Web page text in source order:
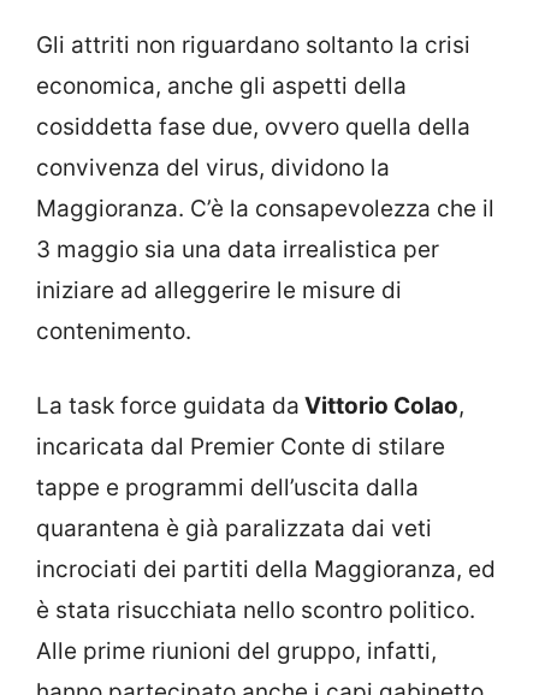
Gli attriti non riguardano soltanto la crisi
economica, anche gli aspetti della
cosiddetta fase due, ovvero quella della
convivenza del virus, dividono la
Maggioranza. C’è la consapevolezza che il
3 maggio sia una data irrealistica per
iniziare ad alleggerire le misure di
contenimento.
La task force guidata da Vittorio Colao,
incaricata dal Premier Conte di stilare
tappe e programmi dell’uscita dalla
quarantena è già paralizzata dai veti
incrociati dei partiti della Maggioranza, ed
è stata risucchiata nello scontro politico.
Alle prime riunioni del gruppo, infatti,